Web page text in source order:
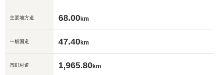
主要地方道 68.00km
一般国道 47.40km
市町村道 1,965.80km